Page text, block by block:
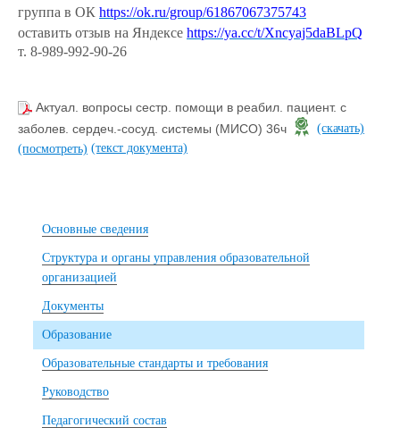
группа в ОК https://ok.ru/group/61867067375743
оставить отзыв на Яндексе https://ya.cc/t/Xncyaj5daBLpQ
т. 8-989-992-90-26
Актуал. вопросы сестр. помощи в реабил. пациент. с
заболев. сердеч.-сосуд. системы (МИСО) 36ч
(скачать)
(посмотреть) (текст документа)
Основные сведения
Структура и органы управления образовательной
организацией
Документы
Образование
Образовательные стандарты и требования
Руководство
Педагогический состав